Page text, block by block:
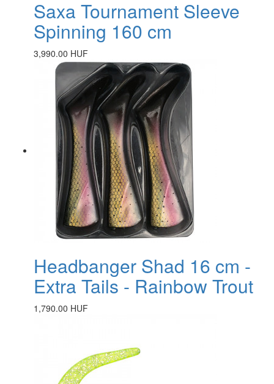
Saxa Tournament Sleeve
Spinning 160 cm
3,990.00 HUF
Headbanger Shad 16 cm -
Extra Tails - Rainbow Trout
1,790.00 HUF